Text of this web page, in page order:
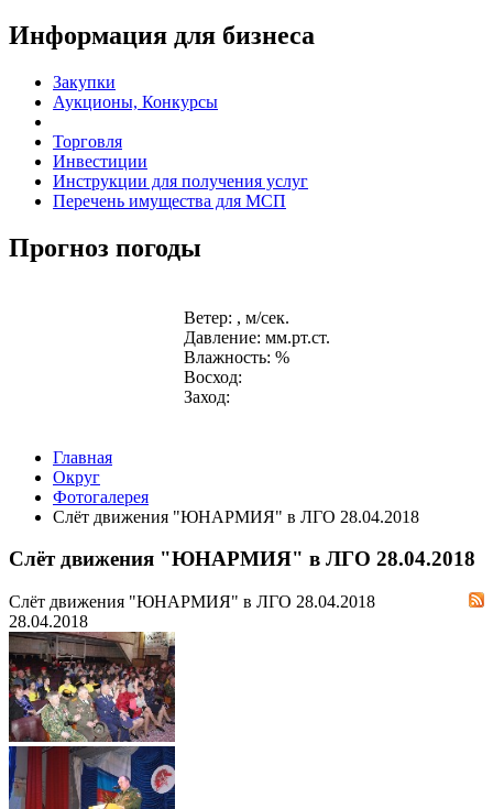
Информация для бизнеса
Закупки
Аукционы, Конкурсы
Торговля
Инвестиции
Инструкции для получения услуг
Перечень имущества для МСП
Прогноз погоды
Ветер: , м/сек.
Давление: мм.рт.ст.
Влажность: %
Восход:
Заход:
Главная
Округ
Фотогалерея
Слёт движения "ЮНАРМИЯ" в ЛГО 28.04.2018
Слёт движения "ЮНАРМИЯ" в ЛГО 28.04.2018
Слёт движения "ЮНАРМИЯ" в ЛГО 28.04.2018
28.04.2018